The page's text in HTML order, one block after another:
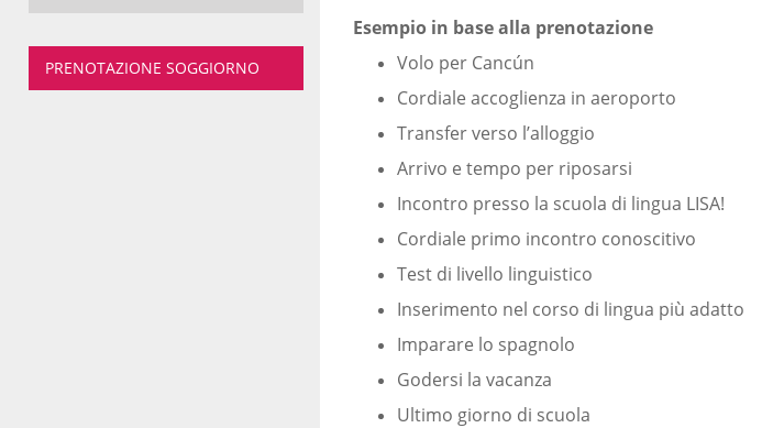
PRENOTAZIONE SOGGIORNO
Esempio in base alla prenotazione
Volo per Cancún
Cordiale accoglienza in aeroporto
Transfer verso l’alloggio
Arrivo e tempo per riposarsi
Incontro presso la scuola di lingua LISA!
Cordiale primo incontro conoscitivo
Test di livello linguistico
Inserimento nel corso di lingua più adatto
Imparare lo spagnolo
Godersi la vacanza
Ultimo giorno di scuola